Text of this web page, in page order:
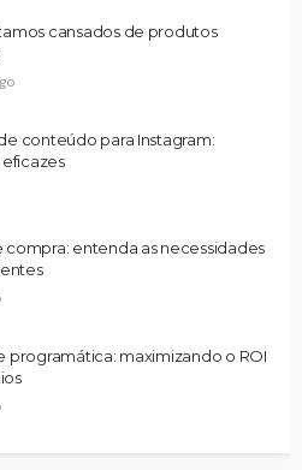
cansados de produtos
conteúdo para Instagram:
compra: entenda as necessidades
programática: maximizando o ROI